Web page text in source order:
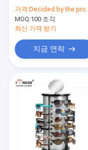
가격:Decided by the product specifications
MOQ:100 조각
최신 가격 받기
지금 연락